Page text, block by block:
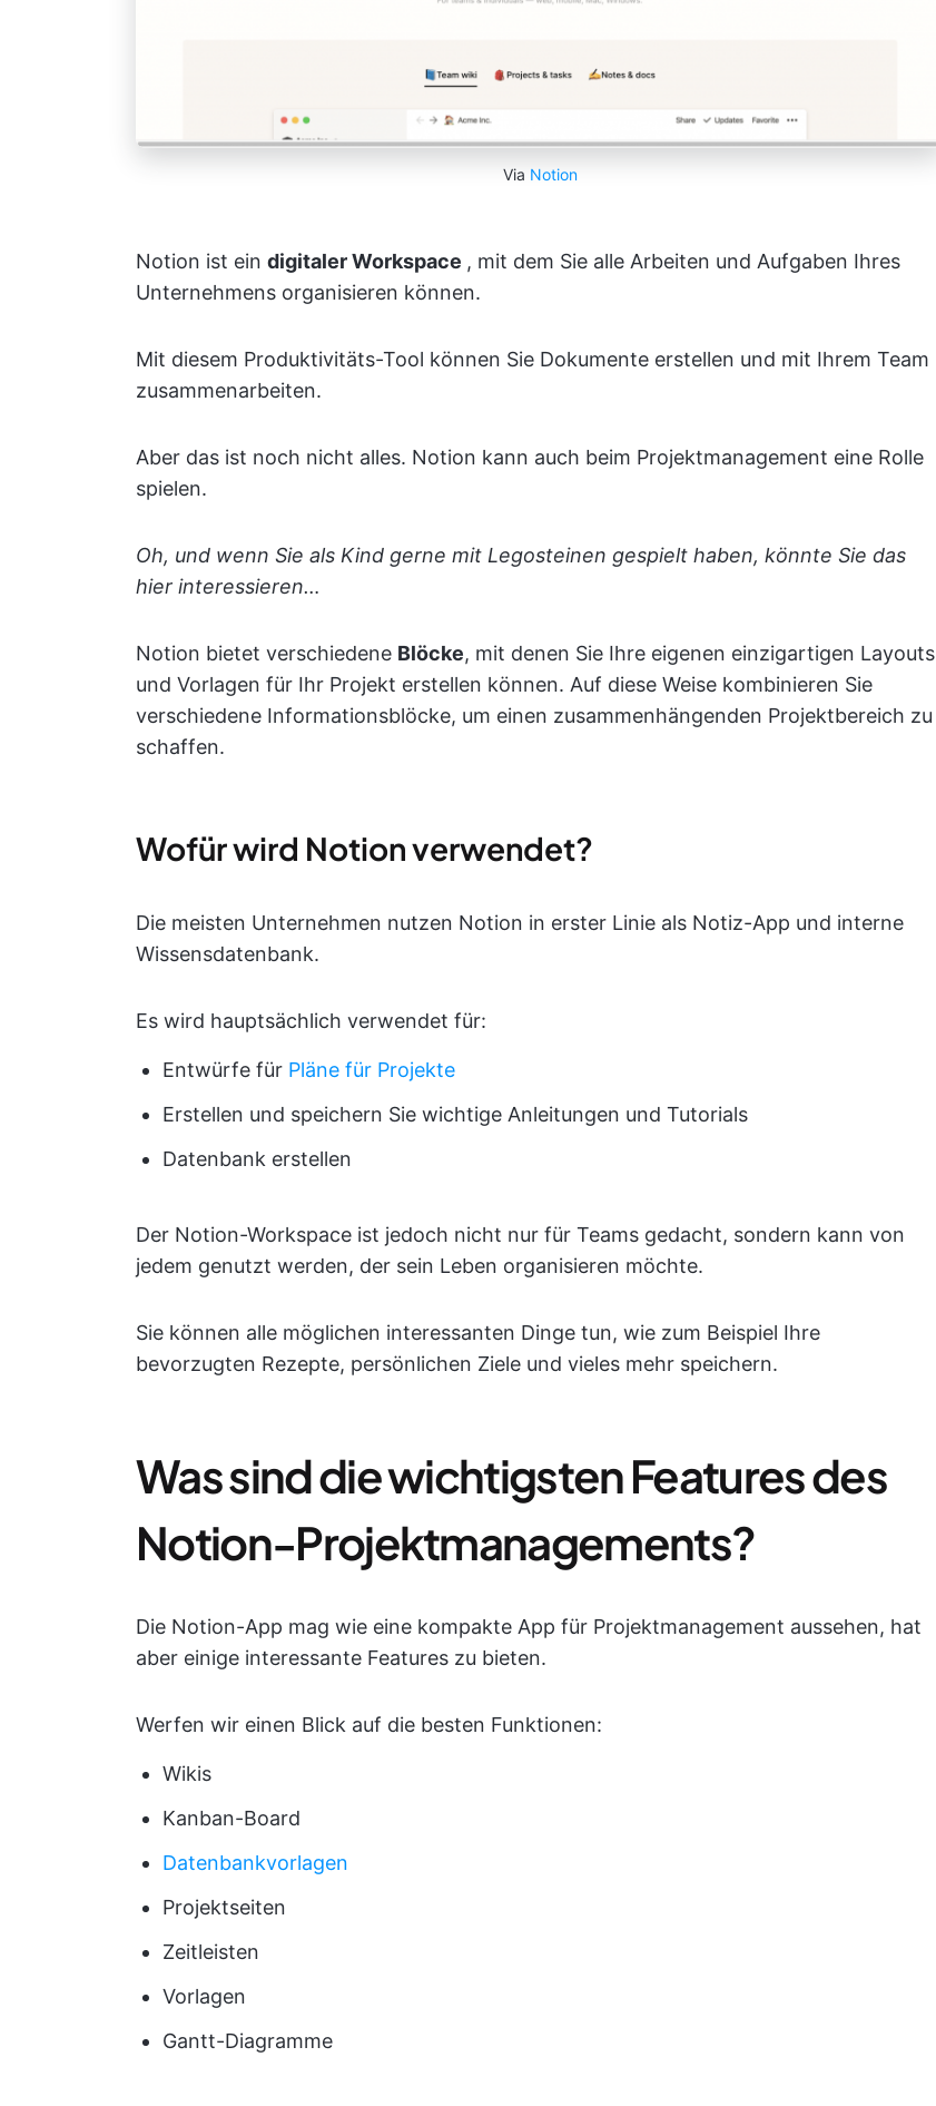
Via Notion
Notion ist ein digitalerWorkspace , mit dem Sie alle Arbeiten und Aufgaben Ihres
Unternehmens organisieren können.
Mit diesem Produktivitäts-Tool können Sie Dokumente erstellen und mit Ihrem Team
zusammenarbeiten.
Aber das ist noch nicht alles. Notion kann auch beim Projektmanagement eine Rolle
spielen.
Oh, und wenn Sie als Kind gerne mit Legosteinen gespielt haben, könnte Sie das
hier interessieren…
Notion bietet verschiedene Blöcke, mit denen Sie Ihre eigenen einzigartigen Layouts
und Vorlagen für Ihr Projekt erstellen können. Auf diese Weise kombinieren Sie
verschiedene Informationsblöcke, um einen zusammenhängenden Projektbereich zu
schaffen.
Wofür wird Notion verwendet?
Die meisten Unternehmen nutzen Notion in erster Linie als Notiz-App und interne
Wissensdatenbank.
Es wird hauptsächlich verwendet für:
Entwürfe für Pläne für Projekte
Erstellen und speichern Sie wichtige Anleitungen und Tutorials
Datenbank erstellen
Der Notion-Workspace ist jedoch nicht nur für Teams gedacht, sondern kann von
jedem genutzt werden, der sein Leben organisieren möchte.
Sie können alle möglichen interessanten Dinge tun, wie zum Beispiel Ihre
bevorzugten Rezepte, persönlichen Ziele und vieles mehr speichern.
Was sind die wichtigsten Features des
Notion-Projektmanagements?
Die Notion-App mag wie eine kompakte App für Projektmanagement aussehen, hat
aber einige interessante Features zu bieten.
Werfen wir einen Blick auf die besten Funktionen:
Wikis
Kanban-Board
Datenbankvorlagen
Projektseiten
Zeitleisten
Vorlagen
Gantt-Diagramme